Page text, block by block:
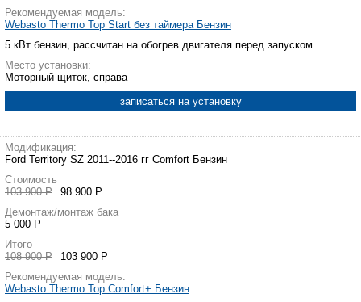
Рекомендуемая модель:
Webasto Thermo Top Start без таймера Бензин
5 кВт бензин, рассчитан на обогрев двигателя перед запуском
Место установки:
Моторный щиток, справа
записаться на установку
Модификация:
Ford Territory SZ 2011--2016 гг Comfort Бензин
Стоимость
103 900 Р
98 900 Р
Демонтаж/монтаж бака
5 000 Р
Итого
108 900 Р
103 900 Р
Рекомендуемая модель:
Webasto Thermo Top Comfort+ Бензин